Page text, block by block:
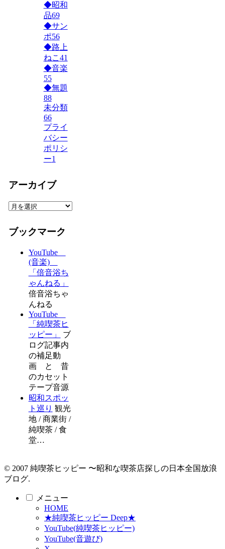
◆昭和
品69
◆サン
ポ56
◆路上
ねこ 41
◆音楽
55
◆無題
88
未分類
66
プライ
バシー
ポリシ
ー1
アーカイブ
ア
カ
イ
ブックマーク
YouTube
(音楽)
「倍音浴ち
ゃんねる」
倍音浴ちゃ
んねる
YouTube
「純喫茶ヒ
ッピー」
ブ
ログ記事内
の補足動
画 と 昔
のカセット
テープ音源
昭和スポッ
ト巡り 観光
地 / 商業街 /
純喫茶 / 食
堂…
© 2007 純喫茶ヒッピー 〜昭和な喫茶店探しの日本全国放浪
ブログ.
メニュー
HOME
★純喫茶ヒッピー Deep★
YouTube(純喫茶ヒッピー)
YouTube(音遊び)